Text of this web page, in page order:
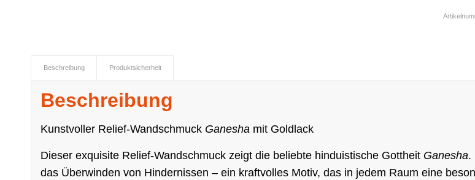
Beschreibung Produktsicherheit
Beschreibung
Kunstvoller Relief-Wandschmuck Ganesha mit Goldlack
Dieser exquisite Relief-Wandschmuck zeigt die beliebte hinduistische Gottheit Ganesha.
das Überwinden von Hindernissen – ein kraftvolles Motiv, das in jedem Raum eine